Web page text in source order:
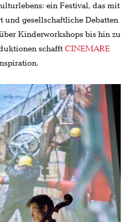
ein Festival, das mit
und gesellschaftliche Debatten
Kinderworkshops bis hin zu
schafft CINEMARE